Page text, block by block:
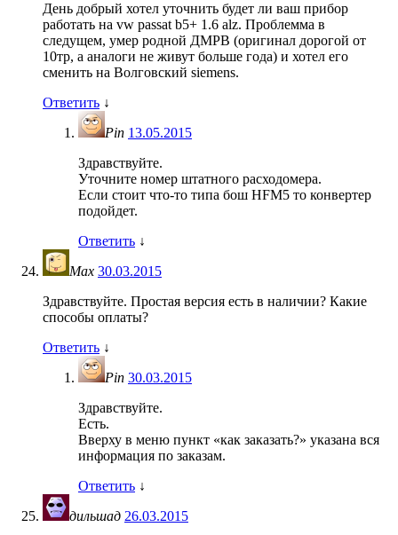
День добрый хотел уточнить будет ли ваш прибор
работать на vw passat b5+ 1.6 alz. Проблемма в
следущем, умер родной ДМРВ (оригинал дорогой от
10тр, а аналоги не живут больше года) и хотел его
сменить на Волговский siemens.
Ответить ↓
Pin 13.05.2015
Здравствуйте.
Уточните номер штатного расходомера.
Если стоит что-то типа бош HFM5 то конвертер
подойдет.
Ответить ↓
Max 30.03.2015
Здравствуйте. Простая версия есть в наличии? Какие
способы оплаты?
Ответить ↓
Pin 30.03.2015
Здравствуйте.
Есть.
Вверху в меню пункт «как заказать?» указана вся
информация по заказам.
Ответить ↓
дильшад 26.03.2015